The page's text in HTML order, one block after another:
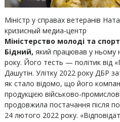
Міністр у справах ветеранів
кризисный медиа-центр
Міністерство молоді та
Бідний, який працював у ньому
року. Його тесть — політик від
Дашутін. Улітку 2022 року ДБР
як стало відомо, що його
продукцією військово-
продовжила постачання після
24 лютого 2022 року.